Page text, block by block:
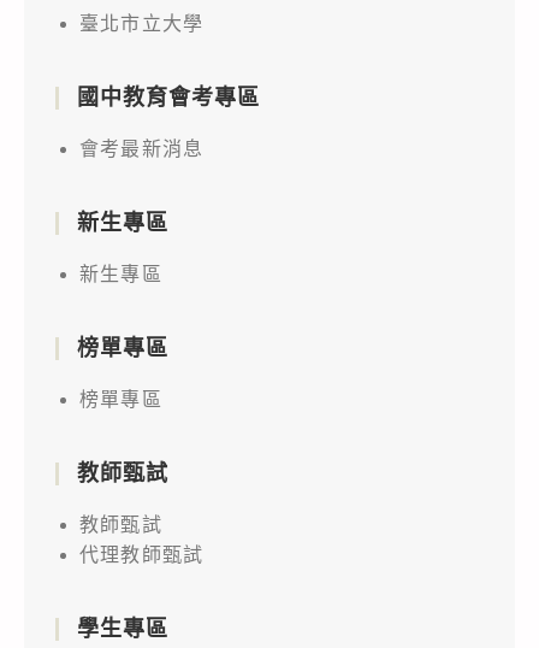
臺北市立大學
國中教育會考專區
會考最新消息
新生專區
新生專區
榜單專區
榜單專區
教師甄試
教師甄試
代理教師甄試
學生專區